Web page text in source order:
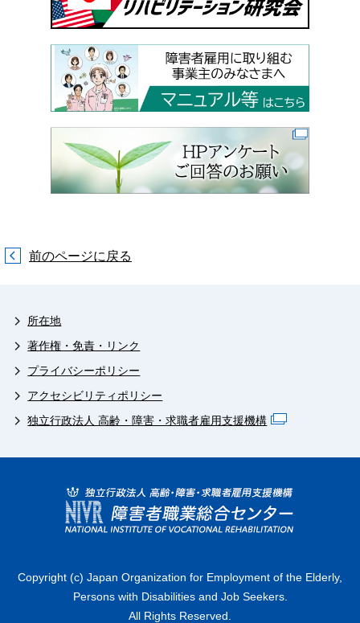
前のページに戻る
所在地
著作権・免責・リンク
プライバシーポリシー
アクセシビリティポリシー
独立行政法人 高齢・障害・求職者雇用支援機構
Copyright (c) Japan Organization for Employment of the Elderly,
Persons with Disabilities and Job Seekers.
All Rights Reserved.